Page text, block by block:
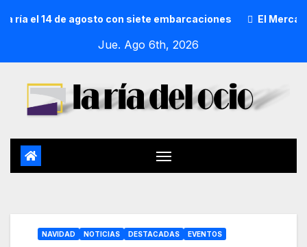
14 de agosto con siete embarcaciones El Mercado de
Jue. Ago 6th, 2026
NAVIDAD NOTICIAS DESTACADAS EVENTOS